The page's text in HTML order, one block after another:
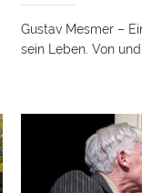
Gustav Mesmer –
sein Leben. Von